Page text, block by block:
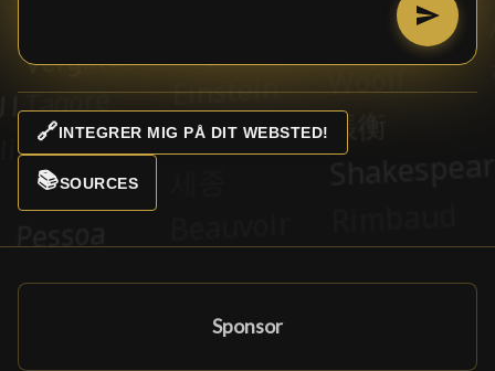
🔗INTEGRER MIG PÅ DIT WEBSTED!
📚SOURCES
Sponsor